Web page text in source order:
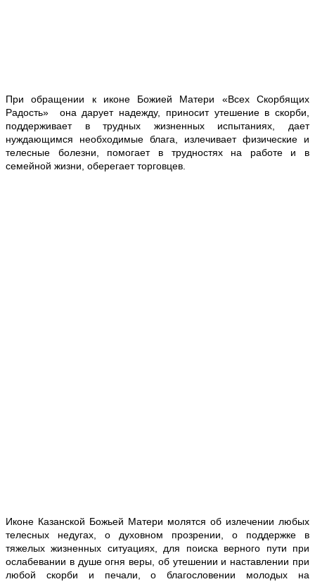
При обращении к иконе Божией Матери «Всех Скорбящих
Радость» она дарует надежду, приносит утешение в скорби,
поддерживает в трудных жизненных испытаниях, дает
нуждающимся необходимые блага, излечивает физические и
телесные болезни, помогает в трудностях на работе и в
семейной жизни, оберегает торговцев.
Иконе Казанской Божьей Матери молятся об излечении любых
телесных недугах, о духовном прозрении, о поддержке в
тяжелых жизненных ситуациях, для поиска верного пути при
ослабевании в душе огня веры, об утешении и наставлении при
любой скорби и печали, о благословении молодых на